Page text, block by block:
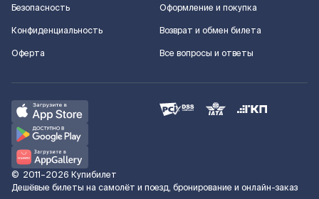
Безопасность
Конфиденциальность
Оферта
Оформление и покупка
Возврат и обмен билета
Все вопросы и ответы
© 2011–2026 Купибилет
Дешёвые билеты на самолёт и поезд, бронирование и онлайн-заказ